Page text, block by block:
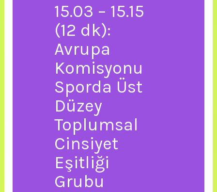
15.03 – 15.15
(12 dk):
Avrupa
Komisyonu
Sporda Üst
Düzey
Toplumsal
Cinsiyet
Eşitliği
Grubu